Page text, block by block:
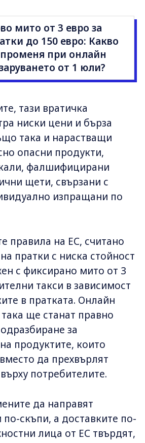
мито от 3 евро за
до 150 евро: Какво
при онлайн
от 1 юли?
тази вратичка
ниски цени и бърза
така и нарастващи
опасни продукти,
фалшифицирани
щети, свързани с
изпращани по
правила на ЕС, считано
пратки с ниска стойност
с фиксирано мито от 3
такси в зависимост
в пратката. Онлайн
ще станат правно
за
продуктите, които
да прехвърлят
потребителите.
да направят
по-скъпи, а доставките по-
лица от ЕС твърдят,